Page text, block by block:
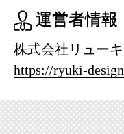
運営者情報
株式会社リュー
https://ryuki-